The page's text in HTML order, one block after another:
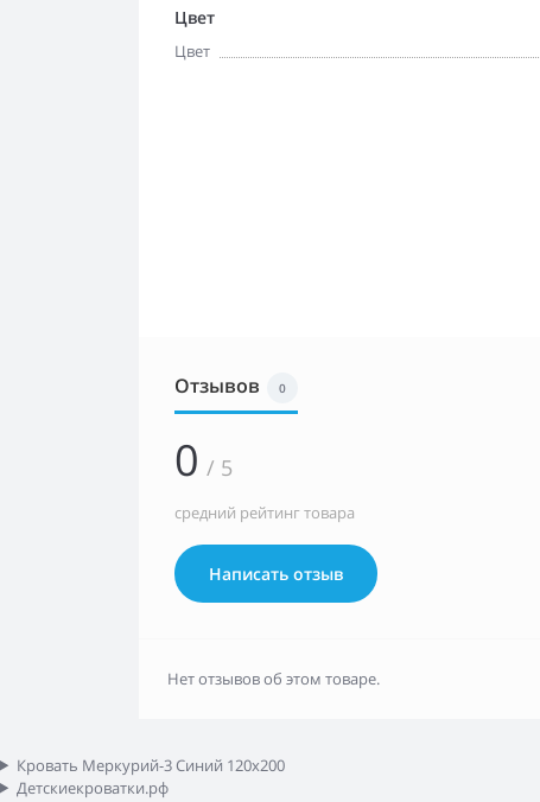
Цвет
Цвет
Отзывов 0
0 / 5
средний рейтинг товара
Написать отзыв
Нет отзывов об этом товаре.
Кровать Меркурий-3 Синий 120х200
Детскиекроватки.рф